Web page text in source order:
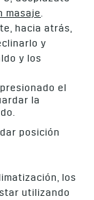
masaje.
hacia atrás,
y
y los
el
la
posición
los
utilizando